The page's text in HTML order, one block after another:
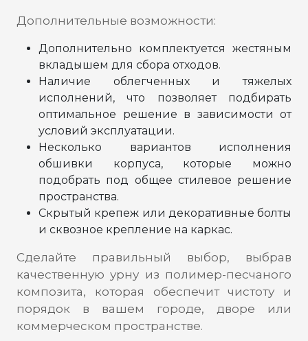
Дополнительные возможности:
Дополнительно комплектуется жестяным
вкладышем для сбора отходов.
Наличие облегченных и тяжелых
исполнений, что позволяет подбирать
оптимальное решение в зависимости от
условий эксплуатации.
Несколько вариантов исполнения
обшивки корпуса, которые можно
подобрать под общее стилевое решение
пространства.
Скрытый крепеж или декоративные болты
и сквозное крепление на каркас.
Сделайте правильный выбор, выбрав
качественную урну из полимер-песчаного
композита, которая обеспечит чистоту и
порядок в вашем городе, дворе или
коммерческом пространстве.